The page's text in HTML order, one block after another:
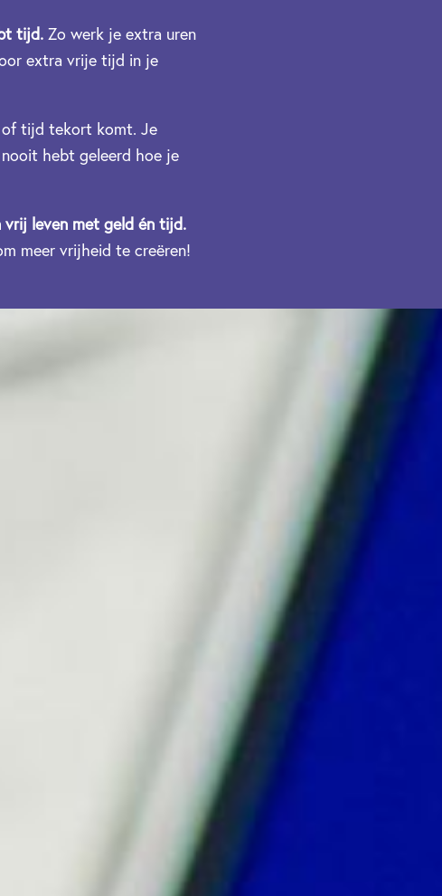
tijd. Zo werk je extra uren
extra vrije tijd in je
of tijd tekort komt. Je
hebt geleerd hoe je
leven met geld én tijd.
meer vrijheid te creëren!